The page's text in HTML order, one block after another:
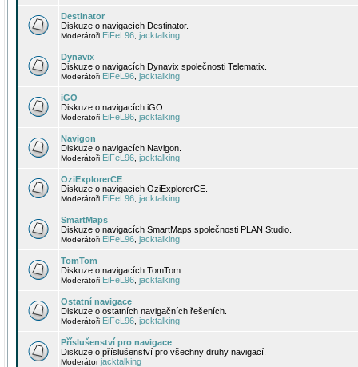
Destinator
Diskuze o navigacích Destinator.
Moderátoři EiFeL96 jacktalking
Dynavix
Diskuze o navigacích Dynavix společnosti Telematix.
Moderátoři EiFeL96 jacktalking
iGO
Diskuze o navigacích iGO.
Moderátoři EiFeL96 jacktalking
Navigon
Diskuze o navigacích Navigon.
Moderátoři EiFeL96 jacktalking
OziExplorerCE
Diskuze o navigacích OziExplorerCE.
Moderátoři EiFeL96 jacktalking
SmartMaps
Diskuze o navigacích SmartMaps společnosti PLAN Studio.
Moderátoři EiFeL96 jacktalking
TomTom
Diskuze o navigacích TomTom.
Moderátoři EiFeL96 jacktalking
Ostatní navigace
Diskuze o ostatních navigačních řešeních.
Moderátoři EiFeL96 jacktalking
Příslušenství pro navigace
Diskuze o příslušenství pro všechny druhy navigací.
Moderátorjacktalking